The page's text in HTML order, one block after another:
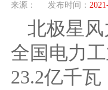
来源： 发布时间：
北极星
全国电力
23.2亿千